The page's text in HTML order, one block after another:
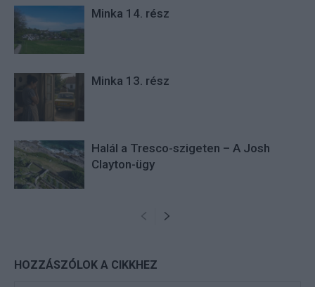
Minka 14. rész
Minka 13. rész
Halál a Tresco-szigeten – A Josh
Clayton-ügy
HOZZÁSZÓLOK A CIKKHEZ